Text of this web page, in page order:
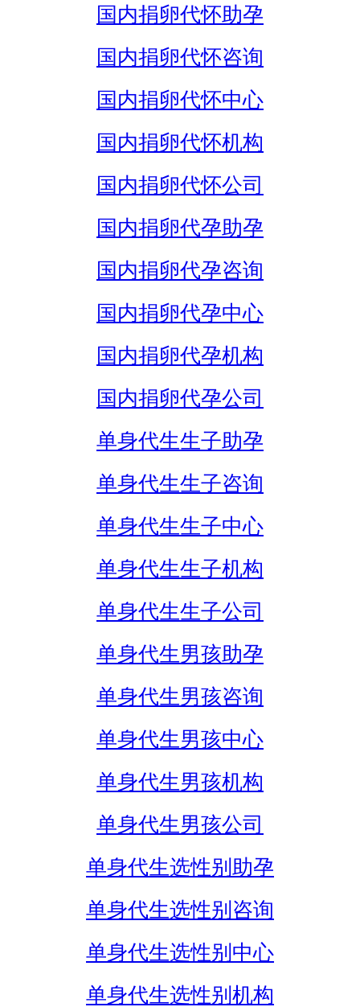
国内捐卵代怀助孕
国内捐卵代怀咨询
国内捐卵代怀中心
国内捐卵代怀机构
国内捐卵代怀公司
国内捐卵代孕助孕
国内捐卵代孕咨询
国内捐卵代孕中心
国内捐卵代孕机构
国内捐卵代孕公司
单身代生生子助孕
单身代生生子咨询
单身代生生子中心
单身代生生子机构
单身代生生子公司
单身代生男孩助孕
单身代生男孩咨询
单身代生男孩中心
单身代生男孩机构
单身代生男孩公司
单身代生选性别助孕
单身代生选性别咨询
单身代生选性别中心
单身代生选性别机构